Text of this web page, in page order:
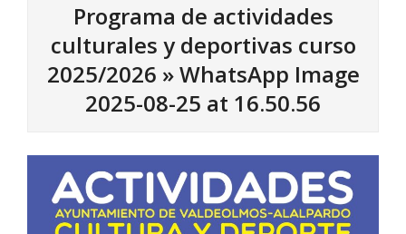
Programa de actividades
culturales y deportivas curso
2025/2026 »WhatsApp Image
2025-08-25 at 16.50.56